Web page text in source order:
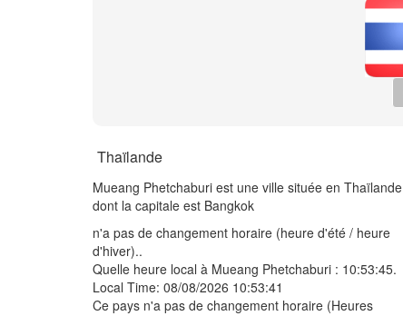
Thaïlande
Mueang Phetchaburi est une ville située en Thaïlande
dont la capitale est Bangkok
n'a pas de changement horaire (heure d'été / heure
d'hiver)..
Quelle heure local à Mueang Phetchaburi : 10:53:45.
Local Time: 08/08/2026 10:53:41
Ce pays n'a pas de changement horaire (Heures